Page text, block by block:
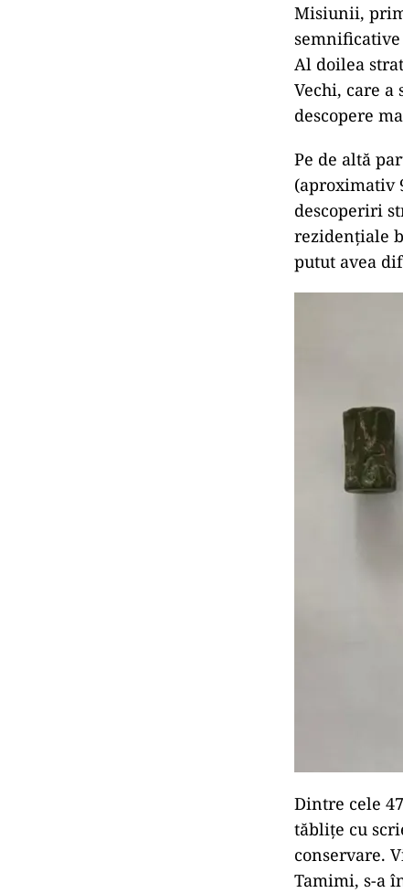
Conform
Excavări,
Vechi, care
descopere
Pe de altă
rezidențiale
putut avea